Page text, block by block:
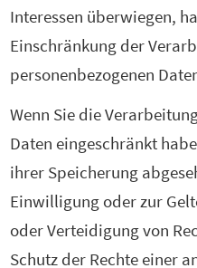
Interessen überwiegen,
Einschränkung der
personenbezogenen
Wenn Sie die
Daten eingeschränkt
ihrer Speicherung
Einwilligung oder zur
oder Verteidigung von
Schutz der Rechte einer